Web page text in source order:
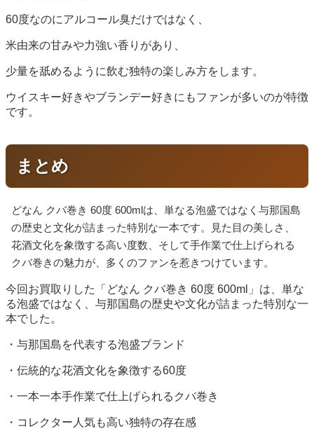
60度なのにアルコール臭だけではなく、
米由来の甘みや力強い香りがあり、
少量を舐めるように飲む独特の楽しみ方をします。
ウイスキー好きやブランデー好きにもファンが多いのが特徴
です。
まとめ
どなん クバ巻き 60度 600mlは、単なる泡盛ではなく与那国島
の歴史と文化が詰まった特別な一本です。見た目の美しさ、
花酒文化を象徴する高い度数、そして手作業で仕上げられる
クバ巻きの魅力が、多くのファンを惹きつけています。
今回お買取りした「どなん クバ巻き 60度 600ml」は、単な
る泡盛ではなく、与那国島の歴史や文化が詰まった特別な一
本でした。
・与那国島を代表する泡盛ブランド
・伝統的な花酒文化を象徴する60度
・一本一本手作業で仕上げられるクバ巻き
・コレクター人気も高い独特の存在感